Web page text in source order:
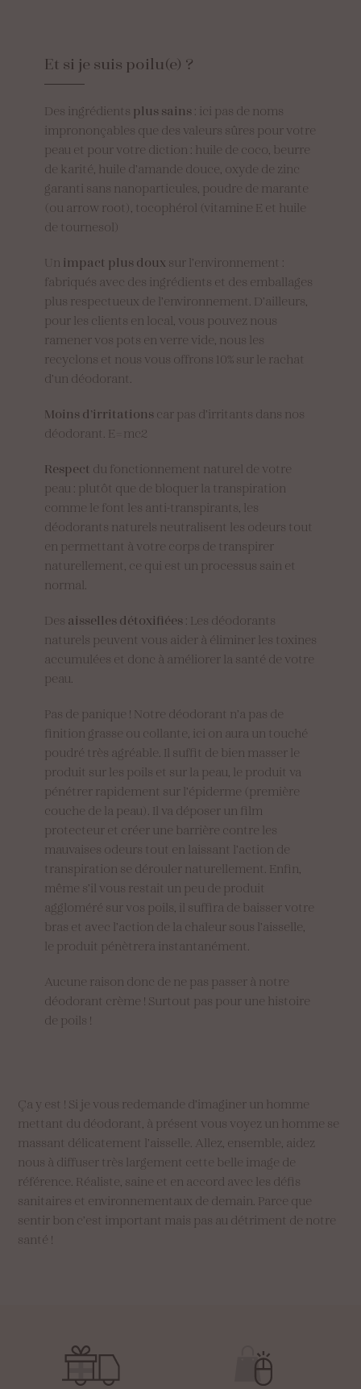
Et si je suis poilu(e) ?
Des ingrédients plus sains: ici pas de noms
imprononçables que des valeurs sûres pour votre
peau et pour votre diction : huile de coco, beurre
de karité, huile d’amande douce, oxyde de zinc
garanti sans nanoparticules, poudre de marante
(ou arrow root), tocophérol (vitamine E et huile
de tournesol)
Un impact plus doux sur l’environnement :
fabriqués avec des ingrédients et des emballages
plus respectueux de l’environnement. D’ailleurs,
pour les clients en local, vous pouvez nous
ramener vos pots en verre vide, nous les
recyclons et nous vous offrons 10% sur le rachat
d’un déodorant.
Moins d’irritationscar pas d’irritants dans nos
déodorant. E=mc2
Respect du fonctionnement naturel de votre
peau : plutôt que de bloquer la transpiration
comme le font les anti-transpirants, les
déodorants naturels neutralisent les odeurs tout
en permettant à votre corps de transpirer
naturellement, ce qui est un processus sain et
normal.
Des aisselles détoxifiées: Les déodorants
naturels peuvent vous aider à éliminer les toxines
accumulées et donc à améliorer la santé de votre
peau.
Pas de panique ! Notre déodorant n’a pas de
finition grasse ou collante, ici on aura un touché
poudré très agréable. Il suffit de bien masser le
produit sur les poils et sur la peau, le produit va
pénétrer rapidement sur l’épiderme (première
couche de la peau). Il va déposer un film
protecteur et créer une barrière contre les
mauvaises odeurs tout en laissant l’action de
transpiration se dérouler naturellement. Enfin,
même s’il vous restait un peu de produit
aggloméré sur vos poils, il suffira de baisser votre
bras et avec l’action de la chaleur sous l’aisselle,
le produit pénètrera instantanément.
Aucune raison donc de ne pas passer à notre
déodorant crème ! Surtout pas pour une histoire
de poils !
Ça y est ! Si je vous redemande d’imaginer un homme
mettant du déodorant, à présent vous voyez un homme se
massant délicatement l’aisselle. Allez, ensemble, aidez
nous à diffuser très largement cette belle image de
référence. Réaliste, saine et en accord avec les défis
sanitaires et environnementaux de demain. Parce que
sentir bon c’est important mais pas au détriment de notre
santé !